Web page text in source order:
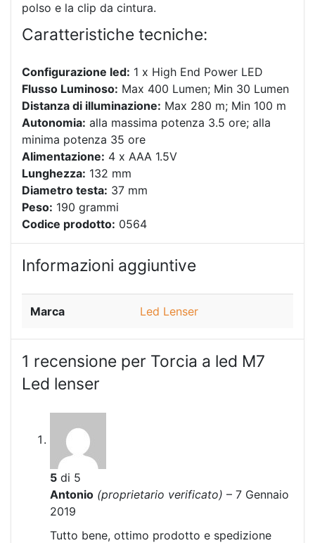
polso e la clip da cintura.
Caratteristiche tecniche:
Configurazione led: 1 x High End Power LED
Flusso Luminoso: Max 400 Lumen; Min 30 Lumen
Distanza di illuminazione: Max 280 m; Min 100 m
Autonomia: alla massima potenza 3.5 ore; alla
minima potenza 35 ore
Alimentazione: 4 x AAA 1.5V
Lunghezza: 132 mm
Diametro testa: 37 mm
Peso: 190 grammi
Codice prodotto: 0564
Informazioni aggiuntive
Marca Led Lenser
1 recensione per Torcia a led M7
Led lenser
5 di 5
Antonio (proprietario verificato) – 7 Gennaio
2019
Tutto bene, ottimo prodotto e spedizione